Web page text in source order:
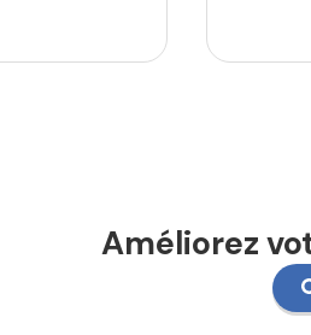
Améliorez